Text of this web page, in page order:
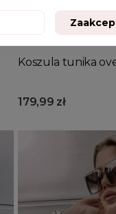
Koszula tunika
179,99 zł